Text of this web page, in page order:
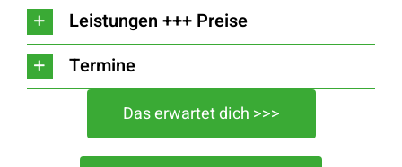
Leistungen +++ Preise
Termine
Das erwartet dich >>>